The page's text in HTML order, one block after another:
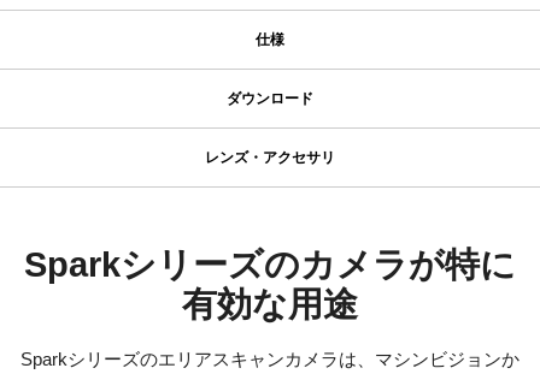
仕様
カメラタイプ
カラー／モノクロ
ダウンロード
ダウンロード
データシート - SP-12401-USB
マニュアル - SP-12401-USB
レンズ・アクセサリ
高解像度カメラには、200 lp/mm以上の解像力を必要とするアプリ
ケーションにおいても、鮮明で高コントラストな描写を実現でき
る高性能レンズが求められます。
JAIの高性能・高解像度レンズシリーズは、小さなピクセルサイズ
Sparkシリーズのカメラが特に
有効な用途
Sparkシリーズのエリアスキャンカメラは、マシンビジョンか